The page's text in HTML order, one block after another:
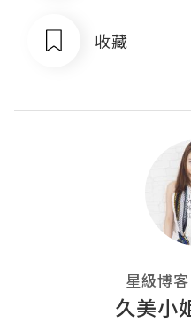
收藏
星級博客
久美小